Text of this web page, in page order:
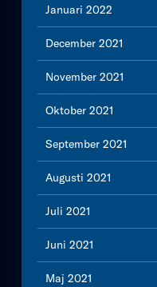
Januari 2022
December 2021
November 2021
Oktober 2021
September 2021
Augusti 2021
Juli 2021
Juni 2021
Maj 2021